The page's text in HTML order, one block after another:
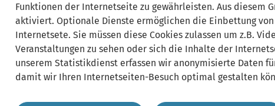
Funktionen der Internetseite zu gewährleisten. Aus diesem
aktiviert. Optionale Dienste ermöglichen die Einbettung
Internetsete. Sie müssen diese Cookies zulassen um z.B.
Veranstaltungen zu sehen oder sich die Inhalte der
unserem Statistikdienst erfassen wir anonymisierte Daten
damit wir Ihren Internetseiten-Besuch optimal gestalten